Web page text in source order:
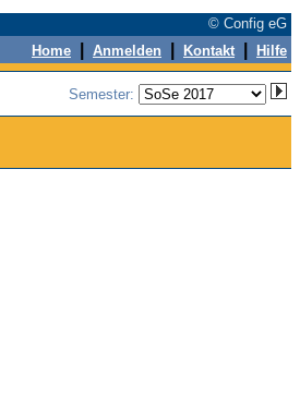
© Config eG
Home Anmelden Kontakt Hilfe
Semester: